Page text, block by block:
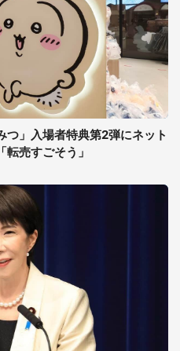
つ」入場者特典第2弾にネット
売すごそう」